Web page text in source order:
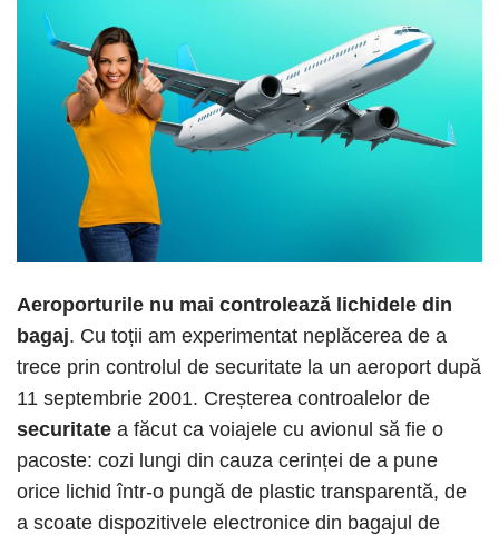
Aeroporturile nu mai controlează lichidele din
bagaj. Cu toții am experimentat neplăcerea de a
trece prin controlul de securitate la un aeroport după
11 septembrie 2001. Creșterea controalelor de
securitate a făcut ca voiajele cu avionul să fie o
pacoste: cozi lungi din cauza cerinței de a pune
orice lichid într-o pungă de plastic transparentă, de
a scoate dispozitivele electronice din bagajul de